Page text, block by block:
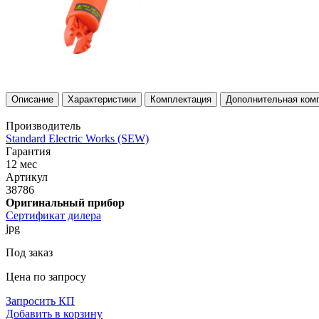
Описание Характеристики Комплектация Дополнительная
Производитель
Standard Electric Works (SEW)
Гарантия
12 мес
Артикул
38786
Оригинальный прибор
Сертификат дилера
jpg
Под заказ
Цена по запросу
Запросить КП
Добавить в корзину